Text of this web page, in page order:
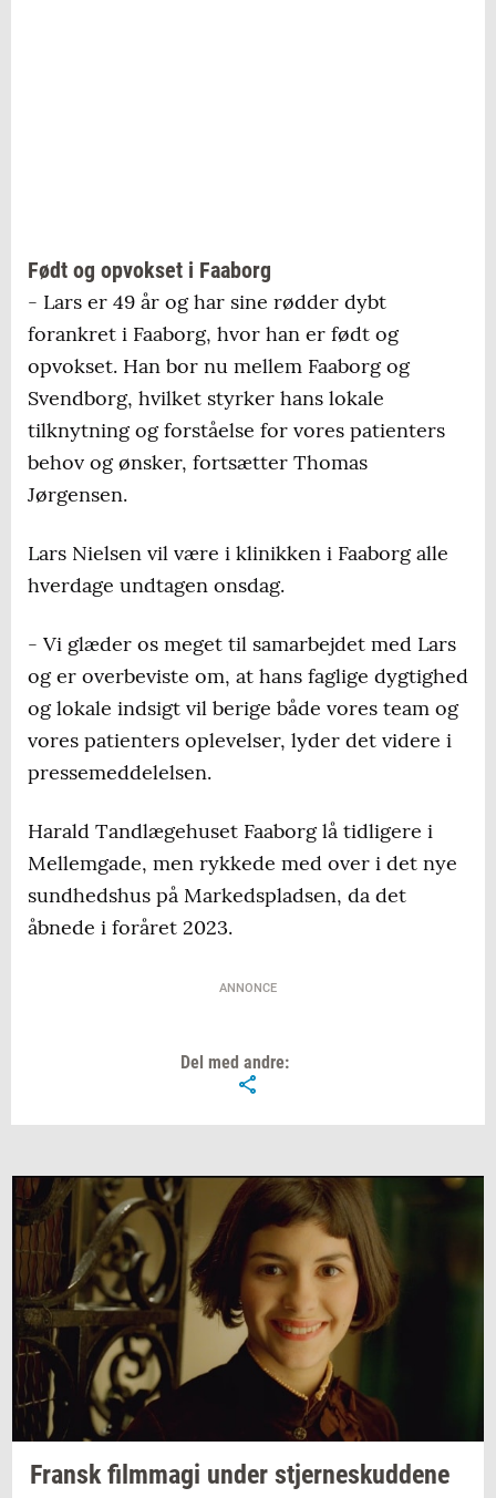
Født og opvokset i Faaborg
- Lars er 49 år og har sine rødder dybt
forankret i Faaborg, hvor han er født og
opvokset. Han bor nu mellem Faaborg og
Svendborg, hvilket styrker hans lokale
tilknytning og forståelse for vores patienters
behov og ønsker, fortsætter Thomas
Jørgensen.
Lars Nielsen vil være i klinikken i Faaborg alle
hverdage undtagen onsdag.
- Vi glæder os meget til samarbejdet med Lars
og er overbeviste om, at hans faglige dygtighed
og lokale indsigt vil berige både vores team og
vores patienters oplevelser, lyder det videre i
pressemeddelelsen.
Harald Tandlægehuset Faaborg lå tidligere i
Mellemgade, men rykkede med over i det nye
sundhedshus på Markedspladsen, da det
åbnede i foråret 2023.
ANNONCE
Del med andre:
Fransk film­magi under stjer­neskud­de­ne